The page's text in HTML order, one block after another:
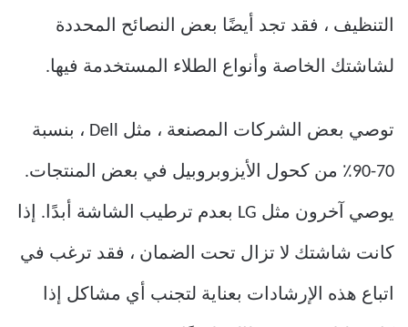
التنظيف ، فقد تجد أيضًا بعض النصائح المحددة
لشاشتك الخاصة وأنواع الطلاء المستخدمة فيها.
توصي بعض الشركات المصنعة ، مثل Dell ، بنسبة
70-90٪ من كحول الأيزوبروبيل في بعض المنتجات.
يوصي آخرون مثل LG بعدم ترطيب الشاشة أبدًا. إذا
كانت شاشتك لا تزال تحت الضمان ، فقد ترغب في
اتباع هذه الإرشادات بعناية لتجنب أي مشاكل إذا